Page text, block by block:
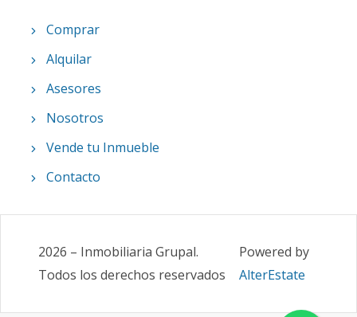
Comprar
Alquilar
Asesores
Nosotros
Vende tu Inmueble
Contacto
2026 – Inmobiliaria Grupal.
Todos los derechos reservados
Powered by
AlterEstate